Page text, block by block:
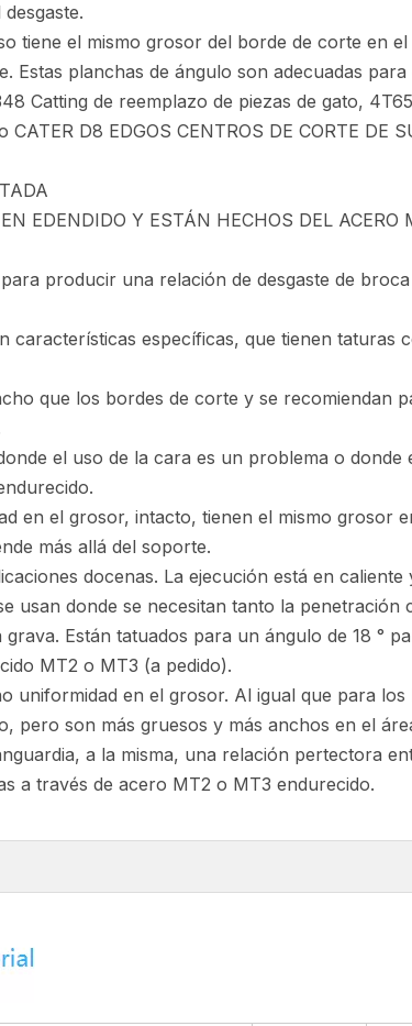
tiene el mismo grosor del borde de corte en
Estas planchas de ángulo son adecuadas
Catting de reemplazo de piezas de gato,
D8 EDGOS CENTROS DE CORTE DE
EDENDIDO Y ESTÁN HECHOS DEL
producir una relación de desgaste de
características específicas, que tienen taturas
que los bordes de corte y se recomiendan
el uso de la cara es un problema o
en el grosor, intacto, tienen el mismo grosor
más allá del soporte.
docenas. La ejecución está en
usan donde se necesitan tanto la penetración
Están tatuados para un ángulo de 18 °
MT2 o MT3 (a pedido).
uniformidad en el grosor. Al igual que para
pero son más gruesos y más anchos en el
a la misma, una relación pertectora
a través de acero MT2 o MT3 endurecido.